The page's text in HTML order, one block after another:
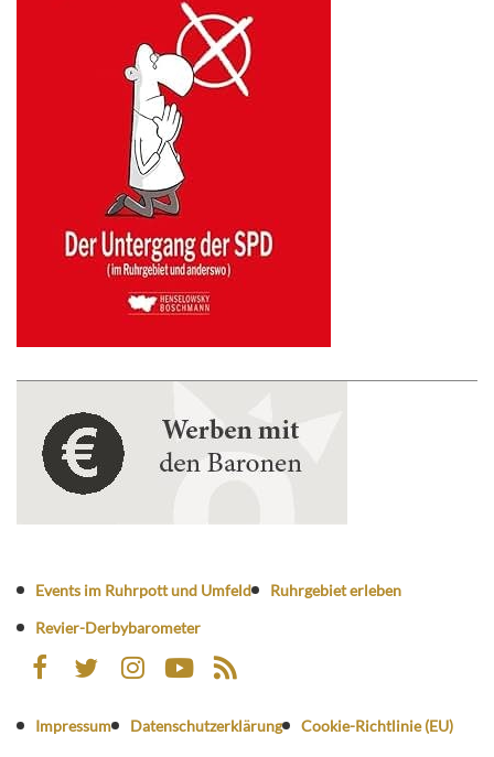
Events im Ruhrpott und Umfeld
Ruhrgebiet erleben
Revier-Derbybarometer
Impressum Datenschutzerklärung
Cookie-Richtlinie (EU)